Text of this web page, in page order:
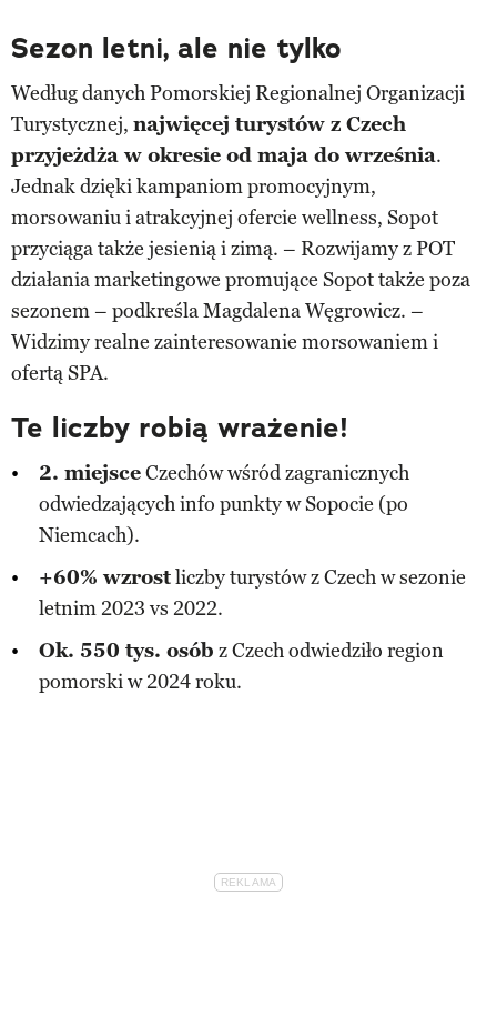
Sezon letni, ale nie tylko
Według danych Pomorskiej Regionalnej Organizacji
Turystycznej, najwięcej turystów z Czech
przyjeżdża w okresie od maja do września.
Jednak dzięki kampaniom promocyjnym,
morsowaniu i atrakcyjnej ofercie wellness, Sopot
przyciąga także jesienią i zimą. – Rozwijamy z POT
działania marketingowe promujące Sopot także poza
sezonem – podkreśla Magdalena Węgrowicz. –
Widzimy realne zainteresowanie morsowaniem i
ofertą SPA.
Te liczby robią wrażenie!
2. miejsceCzechów wśród zagranicznych
odwiedzających info punkty w Sopocie (po
Niemcach).
+60% wzrostliczby turystów z Czech w sezonie
letnim 2023 vs 2022.
Ok. 550 tys. osób z Czech odwiedziło region
pomorski w 2024 roku.